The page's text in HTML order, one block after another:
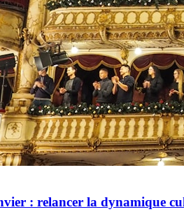
: relancer la dynamique